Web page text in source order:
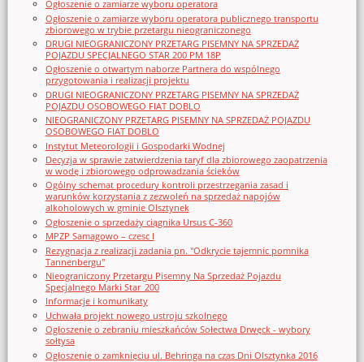
Ogłoszenie o zamiarze wyboru operatora
Ogłoszenie o zamiarze wyboru operatora publicznego transportu
zbiorowego w trybie przetargu nieograniczonego
DRUGI NIEOGRANICZONY PRZETARG PISEMNY NA SPRZEDAŻ
POJAZDU SPECJALNEGO STAR 200 PM 18P
Ogłoszenie o otwartym naborze Partnera do wspólnego
przygotowania i realizacji projektu
DRUGI NIEOGRANICZONY PRZETARG PISEMNY NA SPRZEDAŻ
POJAZDU OSOBOWEGO FIAT DOBLO
NIEOGRANICZONY PRZETARG PISEMNY NA SPRZEDAŻ POJAZDU
OSOBOWEGO FIAT DOBLO
Instytut Meteorologii i Gospodarki Wodnej
Decyzja w sprawie zatwierdzenia taryf dla zbiorowego zaopatrzenia
w wodę i zbiorowego odprowadzania ścieków
Ogólny schemat procedury kontroli przestrzegania zasad i
warunków korzystania z zezwoleń na sprzedaż napojów
alkoholowych w gminie Olsztynek
Ogłoszenie o sprzedaży ciągnika Ursus C-360
MPZP Samagowo – czesc I
Rezygnacja z realizacji zadania pn. "Odkrycie tajemnic pomnika
Tannenbergu"
Nieograniczony Przetargu Pisemny Na Sprzedaż Pojazdu
Specjalnego Marki Star_200
Informacje i komunikaty
Uchwała projekt nowego ustroju szkolnego
Ogłoszenie o zebraniu mieszkańców Sołectwa Drwęck - wybory
sołtysa
Ogłoszenie o zamknięciu ul. Behringa na czas Dni Olsztynka 2016